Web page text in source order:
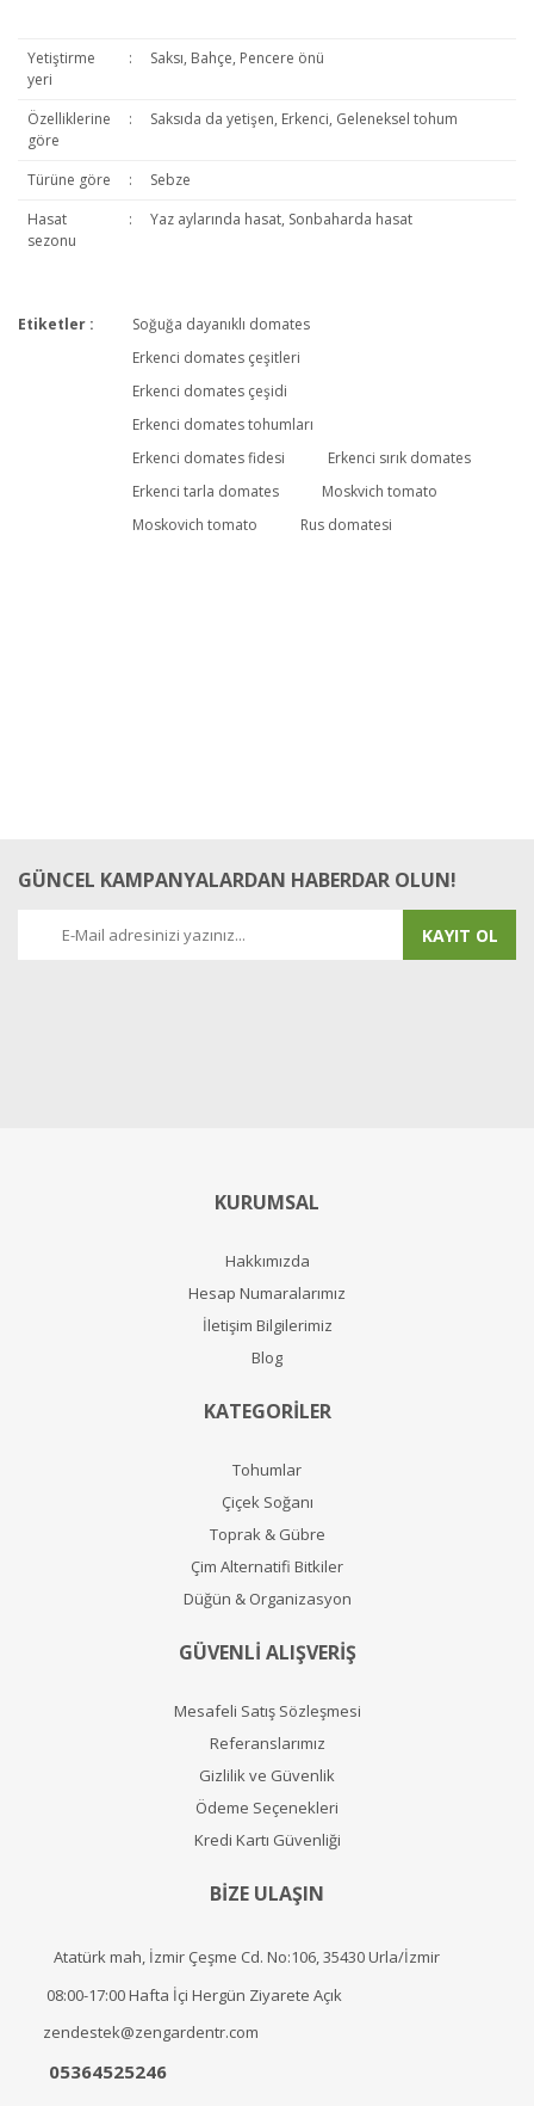
Yetiştirme
yeri
: Saksı, Bahçe, Pencere önü
Özelliklerine
göre
: Saksıda da yetişen, Erkenci, Geleneksel tohum
Türüne göre :
Sebze
Hasat
sezonu
: Yaz aylarında hasat, Sonbaharda hasat
Bu ürüne ilk yorumu siz yapın!
Yorum Yaz
Etiketler :
Soğuğa dayanıklı domates
Erkenci domates çeşitleri
Erkenci domates çeşidi
Erkenci domates tohumları
Erkenci domates fidesi
Erkenci sırık domates
Erkenci tarla domates
Moskvich tomato
Moskovich tomato
Rus domatesi
GÜNCEL KAMPANYALARDAN HABERDAR OLUN!
KAYIT OL
KURUMSAL
Hakkımızda
Hesap Numaralarımız
İletişim Bilgilerimiz
Blog
KATEGORİLER
Tohumlar
Çiçek Soğanı
Toprak & Gübre
Çim Alternatifi Bitkiler
Düğün & Organizasyon
GÜVENLİ ALIŞVERİŞ
Mesafeli Satış Sözleşmesi
Referanslarımız
Gizlilik ve Güvenlik
Ödeme Seçenekleri
Kredi Kartı Güvenliği
BİZE ULAŞIN
Atatürk mah, İzmir Çeşme Cd. No:106, 35430 Urla/İzmir
08:00-17:00 Hafta İçi Hergün Ziyarete Açık
zendestek@zengardentr.com
05364525246